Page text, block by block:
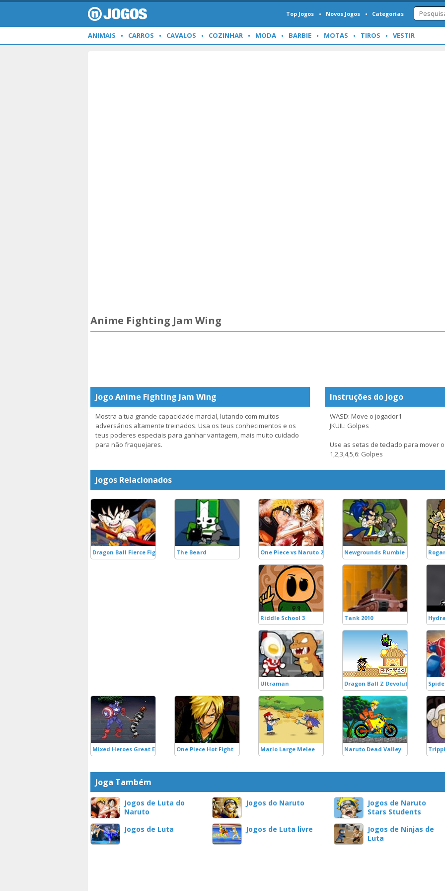
Top Jogos Novos Jogos Categorias
ANIMAIS CARROS CAVALOS COZINHAR MODA BARBIE MOTAS TIROS VESTIR
Anime Fighting Jam Wing
Jogo Anime Fighting Jam Wing
Mostra a tua grande capacidade marcial, lutando com muitos
adversários altamente treinados. Usa os teus conhecimentos e os
teus poderes especiais para ganhar vantagem, mais muito cuidado
para não fraquejares.
Instruções do Jogo
WASD: Move o jogador1
JKUIL: Golpes
Use as setas de teclado para mover
1,2,3,4,5,6: Golpes
Jogos Relacionados
Dragon Ball Fierce Fighting The Beard One Piece vs Naruto 2.0 Newgrounds Rumble
Riddle School 3 Tank 2010 Hydra
Ultraman Dragon Ball Z Devolution
Mixed Heroes Great Escape DefenceOne Piece Hot Fight Mario Large Melee Naruto Dead Valley
Joga Também
Jogos de Luta do
Naruto
Jogos do Naruto
Jogos de Naruto
Stars Students
Jogos de Luta
Jogos de Luta livre
Jogos de Ninjas de
Luta